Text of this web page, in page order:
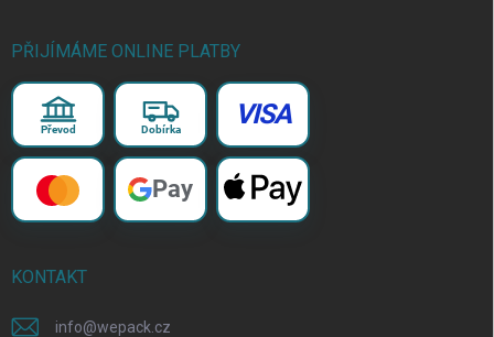
PŘIJÍMÁME ONLINE PLATBY
Převod Dobírka VISA
Pay
KONTAKT
info@wepack.cz